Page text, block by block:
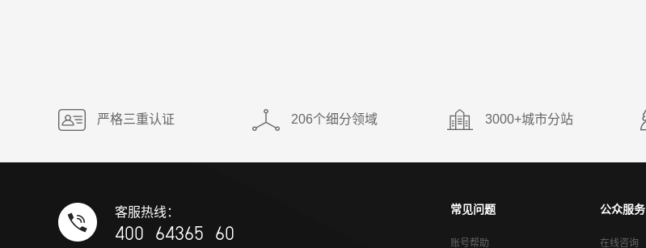
严格三重认证 206个细分领域 3000+城市分站
客服热线：
400 64365 60
常见问题
账号帮助
公众服务
在线咨询